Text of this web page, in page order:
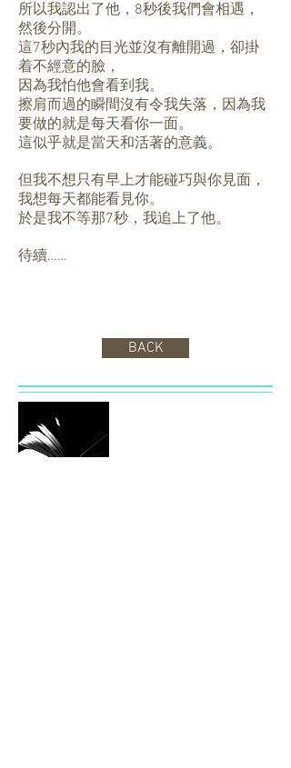
所以我認出了他，8秒後我們會相遇，
然後分開。
這7秒內我的目光並沒有離開過，卻掛
着不經意的臉，
因為我怕他會看到我。
擦肩而過的瞬間沒有令我失落，因為我
要做的就是每天看你一面。
這似乎就是當天和活著的意義。
但我不想只有早上才能碰巧與你見面，
我想每天都能看見你。
於是我不等那7秒，我追上了他。
待續……
BACK